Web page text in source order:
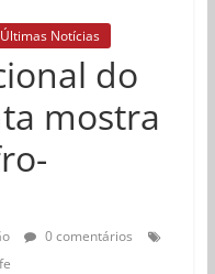
Últimas Notícias
do
mostra
0 comentários